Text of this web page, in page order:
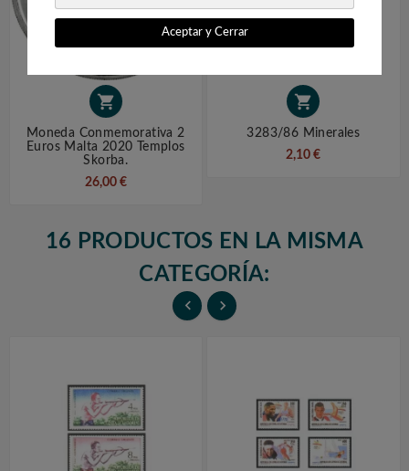
Aceptar y Cerrar

Moneda Conmemorativa 2
Euros Malta 2020 Templos
Skorba.
26,00 €

3283/86 Minerales
2,10 €
16 PRODUCTOS EN LA MISMA
CATEGORÍA:
 